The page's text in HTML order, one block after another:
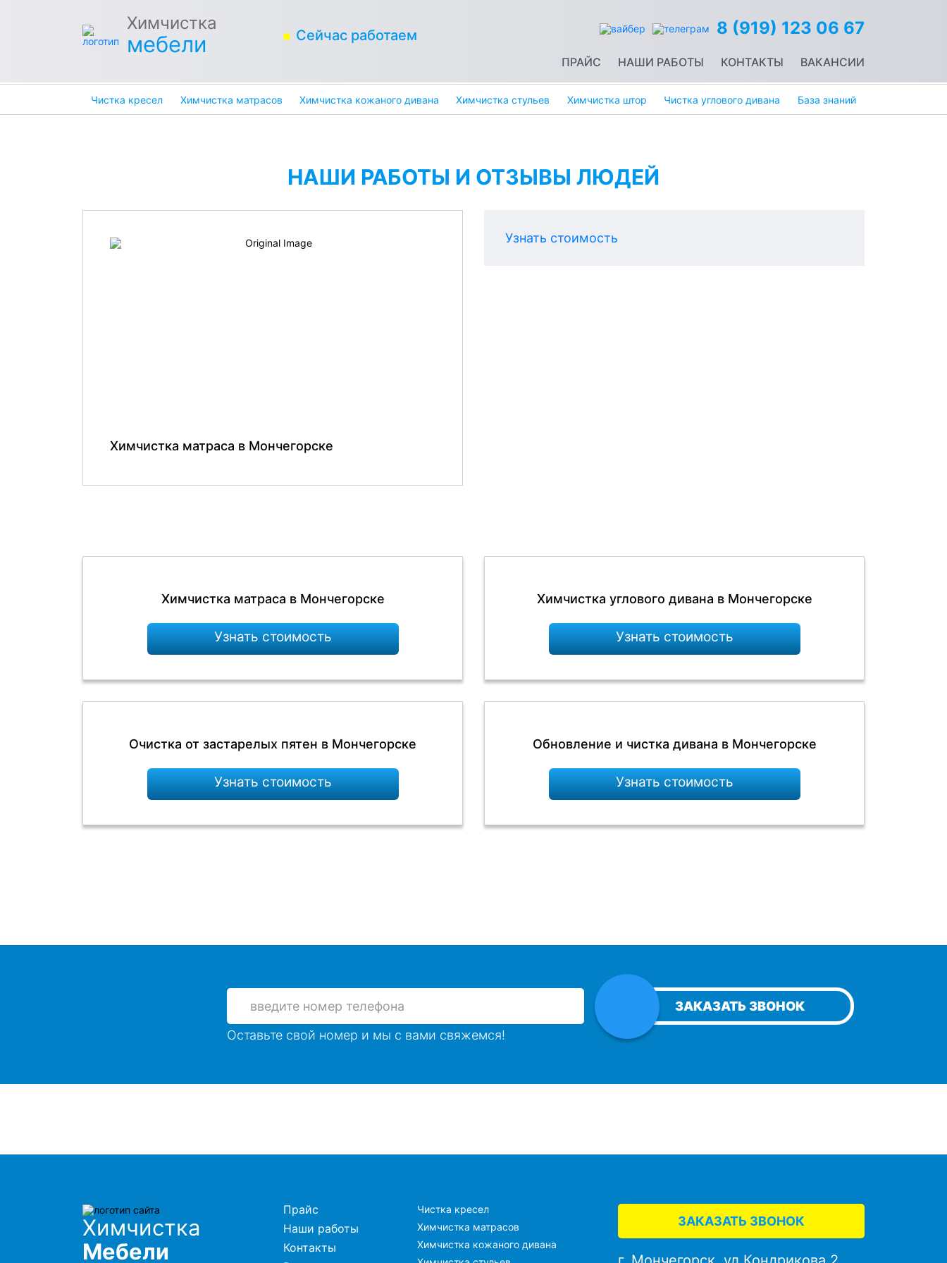
Химчистка
мебели Сейчас работаем 8 (919) 123 06 67
ПРАЙС НАШИ РАБОТЫ КОНТАКТЫ ВАКАНСИИ
Чистка кресел Химчистка матрасов Химчистка кожаного дивана Химчистка стульев Химчистка штор Чистка углового дивана База знаний
НАШИ РАБОТЫ И ОТЗЫВЫ ЛЮДЕЙ
Химчистка матраса в Мончегорске
Узнать стоимость
Химчистка матраса в Мончегорске
Узнать стоимость
Химчистка углового дивана в Мончегорске
Узнать стоимость
Очистка от застарелых пятен в Мончегорске
Узнать стоимость
Обновление и чистка дивана в Мончегорске
Узнать стоимость
ЗАКАЗАТЬ ЗВОНОК
Оставьте свой номер и мы с вами свяжемся!
Химчистка
Мебели
Прайс
Наши работы
Контакты
Чистка кресел
Химчистка матрасов
Химчистка кожаного дивана
ЗАКАЗАТЬ ЗВОНОК